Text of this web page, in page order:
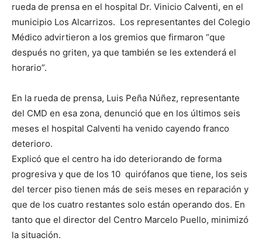
rueda de prensa en el hospital Dr. Vinicio Calventi, en el
municipio Los Alcarrizos. Los representantes del Colegio
Médico advirtieron a los gremios que firmaron “que
después no griten, ya que también se les extenderá el
horario”.
En la rueda de prensa, Luis Peña Núñez, representante
del CMD en esa zona, denunció que en los últimos seis
meses el hospital Calventi ha venido cayendo franco
deterioro.
Explicó que el centro ha ido deteriorando de forma
progresiva y que de los 10 quirófanos que tiene, los seis
del tercer piso tienen más de seis meses en reparación y
que de los cuatro restantes solo están operando dos. En
tanto que el director del Centro Marcelo Puello, minimizó
la situación.